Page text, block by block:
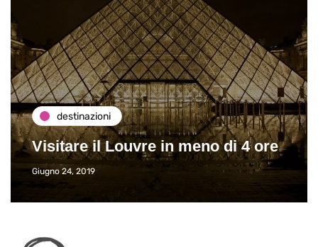
destinazioni
Visitare il Louvre in meno di 4 ore
Giugno 24, 2019